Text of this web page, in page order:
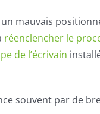
mauvais
réenclencher le
de l’écrivain
souvent par de